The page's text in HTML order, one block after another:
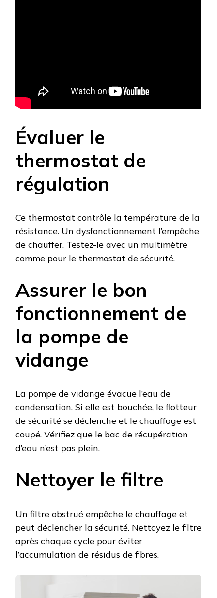
Évaluer le
thermostat de
régulation
Ce thermostat contrôle la température de la
résistance. Un dysfonctionnement l’empêche
de chauffer. Testez-le avec un multimètre
comme pour le thermostat de sécurité.
Assurer le bon
fonctionnement de
la pompe de
vidange
La pompe de vidange évacue l’eau de
condensation. Si elle est bouchée, le flotteur
de sécurité se déclenche et le chauffage est
coupé. Vérifiez que le bac de récupération
d’eau n’est pas plein.
Nettoyer le filtre
Un filtre obstrué empêche le chauffage et
peut déclencher la sécurité. Nettoyez le filtre
après chaque cycle pour éviter
l’accumulation de résidus de fibres.